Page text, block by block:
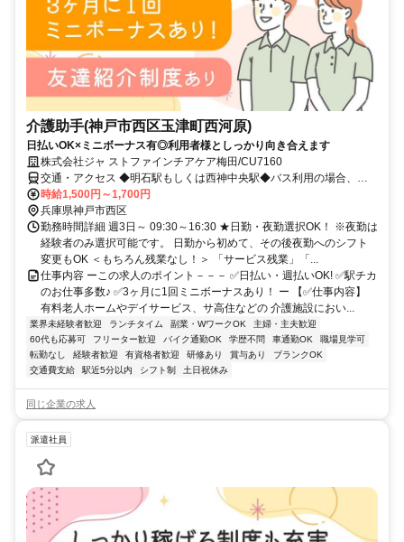
介護助手(神戸市西区玉津町西河原)
日払いOK×ミニボーナス有◎利用者様としっかり向き合えます
株式会社ジャ ストファインチアケア梅田/CU7160
交通・アクセス ◆明石駅もしくは西神中央駅◆バス利用の場合、西
河原で降車し西へ徒歩５分です。
時給1,500円～1,700円
兵庫県神戸市西区
勤務時間詳細 週3日～ 09:30～16:30 ★日勤・夜勤選択OK！ ※夜勤は
経験者のみ選択可能です。 日勤から初めて、その後夜勤へのシフト
変更もOK ＜もちろん残業なし！＞ 「サービス残業」「...
仕事内容 ーこの求人のポイント－－－ ✅日払い・週払いOK! ✅駅チカ
のお仕事多数♪ ✅3ヶ月に1回ミニボーナスあり！ ー 【✅仕事内容】
有料老人ホームやデイサービス、サ高住などの 介護施設におい...
業界未経験者歓迎 ランチタイム 副業・WワークOK
主婦・主夫歓迎
60代も応募可
フリーター歓迎 バイク通勤OK 学歴不問 車通勤OK
職場見学可
転勤なし
経験者歓迎 有資格者歓迎 研修あり 賞与あり
ブランクOK
交通費支給
駅近5分以内 シフト制 土日祝休み
同じ企業の求人
派遣社員